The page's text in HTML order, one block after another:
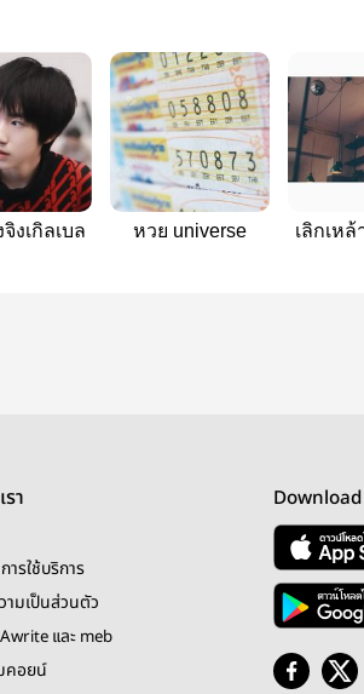
งเกิลเบล หวย universe เลิกเหล้
า
ารใช้บริการ
ามเป็นส่วนตัว
และ meb
คอยน์